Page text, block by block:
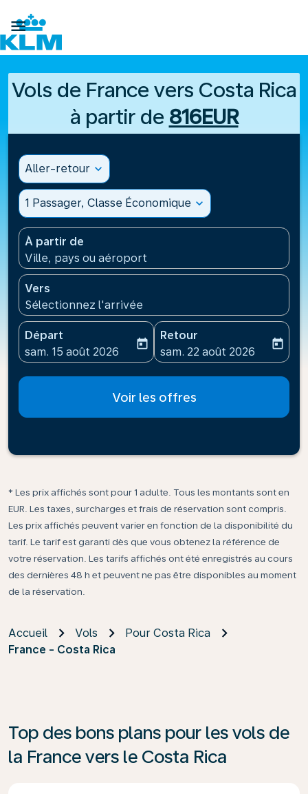

Vols de France vers Costa Rica
à partir de 816EUR
Aller-retour expand_more
1 Passager, Classe Économique expand_more
À partir de
Ville, pays ou aéroport
Vers
Sélectionnez l'arrivée
Départ
fc-booking-departure-date-aria-label
sam. 15 août 2026
today
Retour
fc-booking-return-date-
sam. 22 août 2026
today
Voir les offres
* Les prix affichés sont pour 1 adulte. Tous les montants sont en
EUR. Les taxes, surcharges et frais de réservation sont compris.
Les prix affichés peuvent varier en fonction de la disponibilité du
tarif. Le tarif est garanti dès que vous obtenez la référence de
votre réservation. Les tarifs affichés ont été enregistrés au cours
des dernières 48 h et peuvent ne pas être disponibles au moment
de la réservation.
Accueil Vols
Pour Costa Rica
France - Costa Rica
Top des bons plans pour les vols de
la France vers le Costa Rica